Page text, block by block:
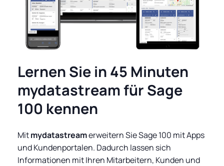
Lernen Sie in 45 Minuten
mydatastream für Sage
100 kennen
Mitmydatastreamerweitern Sie Sage 100 mit Apps
und Kundenportalen. Dadurch lassen sich
Informationen mit Ihren Mitarbeitern, Kunden und